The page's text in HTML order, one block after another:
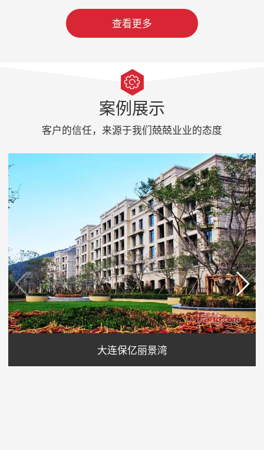
查看更多
案例展示
客户的信任，来源于我们兢兢业业的态度
大连保亿丽景湾